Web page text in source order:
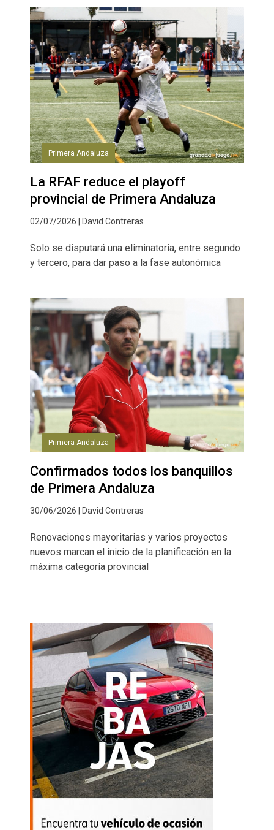
Primera Andaluza
La RFAF reduce el playoff
provincial de Primera Andaluza
02/07/2026 | David Contreras
Solo se disputará una eliminatoria, entre segundo
y tercero, para dar paso a la fase autonómica
Primera Andaluza
Confirmados todos los banquillos
de Primera Andaluza
30/06/2026 | David Contreras
Renovaciones mayoritarias y varios proyectos
nuevos marcan el inicio de la planificación en la
máxima categoría provincial